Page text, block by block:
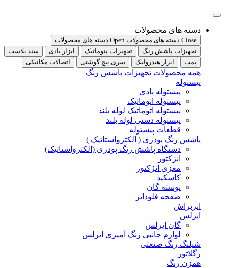
دسته های محصولات
Close دسته های محصولات
Open دسته های محصولات
تجهیزات پاشش رنگ
تجهیزات پنوماتیک ابزار بادی
سند بلاست
پمپ
ابزار هیدرولیک سری پیچ گوشتی اتصالات مکانیکی
همه محصولات تجهیزات پاشش رنگ
پیستوله
پیستوله بادی
پیستوله اتوماتیک
پیستوله اتوماتیک لوله بلند
پیستوله دستی لوله بلند
قطعات پیستوله
پاشش رنگ پودری ( الکترواستاتیک )
دستگاه پاشش رنگ پودری (الکترواستاتیک)
انژکتور
مغزی انژکتور
کاسکید
پوسته گان
صفحه فلودایز
ایربراش
ایرلس
گان ایرلس
لوازم جانبی رنگ آمیزی ایرلس
شیلنگ رنگ صنعتی
رگلاتور
همزن رنگ